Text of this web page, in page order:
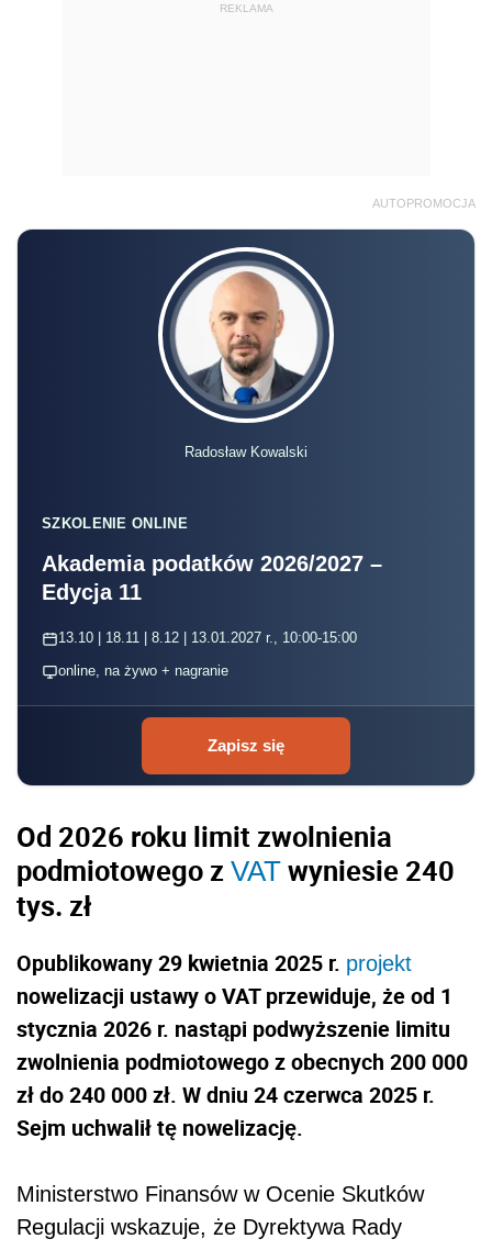
REKLAMA
AUTOPROMOCJA
Radosław Kowalski
SZKOLENIE ONLINE
Akademia podatków 2026/2027 –
Edycja 11
13.10 | 18.11 | 8.12 | 13.01.2027 r., 10:00-15:00
online, na żywo + nagranie
Zapisz się
Od 2026 roku limit zwolnienia
podmiotowego z VAT wyniesie 240
tys. zł
Opublikowany 29 kwietnia 2025 r. projekt
nowelizacji ustawy o VAT przewiduje, że od 1
stycznia 2026 r. nastąpi podwyższenie limitu
zwolnienia podmiotowego z obecnych 200 000
zł do 240 000 zł. W dniu 24 czerwca 2025 r.
Sejm uchwalił tę nowelizację.
Ministerstwo Finansów w Ocenie Skutków
Regulacji wskazuje, że Dyrektywa Rady